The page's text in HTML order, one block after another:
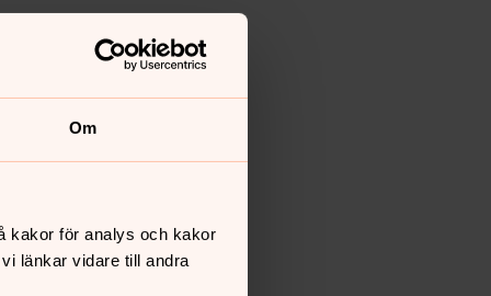
Om
kakor för analys och kakor
länkar vidare till andra